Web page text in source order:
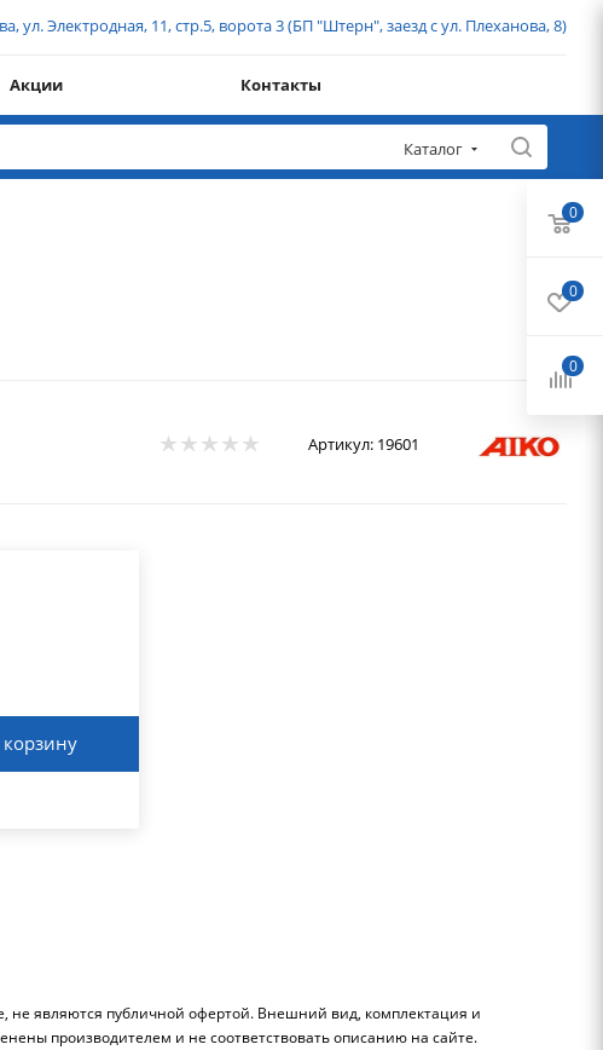
ул. Электродная, 11, стр.5, ворота 3 (БП "Штерн", заезд с ул. Плеханова, 8)
Акции Контакты
Каталог
Артикул: 19601
не являются публичной офертой. Внешний вид, комплектация и
производителем и не соответствовать описанию на сайте.
0
0
0